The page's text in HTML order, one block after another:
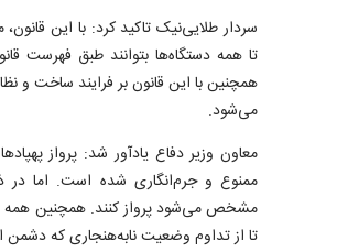
سردار طلایی‌نیک تاکید کرد: با این
تا همه دستگاه‌ها بتوانند طبق فهرست
همچنین با این قانون بر فرایند ساخت و
می‌شود.
معاون وزیر دفاع یادآور شد: پرواز
ممنوع و جرم‌انگاری شده است. اما در
مشخص می‌شود پرواز کنند. همچنین همه
تا از تداوم وضعیت نابه‌هنجاری که دشمن